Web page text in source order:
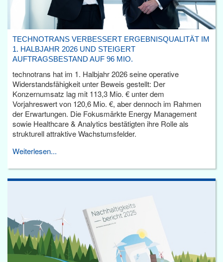
TECHNOTRANS VERBESSERT ERGEBNISQUALITÄT IM
1. HALBJAHR 2026 UND STEIGERT
AUFTRAGSBESTAND AUF 96 MIO.
technotrans hat im 1. Halbjahr 2026 seine operative
Widerstandsfähigkeit unter Beweis gestellt: Der
Konzernumsatz lag mit 113,3 Mio. € unter dem
Vorjahreswert von 120,6 Mio. €, aber dennoch im Rahmen
der Erwartungen. Die Fokusmärkte Energy Management
sowie Healthcare & Analytics bestätigten ihre Rolle als
strukturell attraktive Wachstumsfelder.
Weiterlesen...